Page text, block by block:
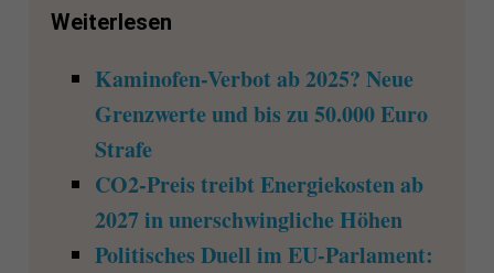
Weiterlesen
Kaminofen-Verbot ab 2025? Neue
Grenzwerte und bis zu 50.000 Euro
Strafe
CO2-Preis treibt Energiekosten ab
2027 in unerschwingliche Höhen
Politisches Duell im EU-Parlament: